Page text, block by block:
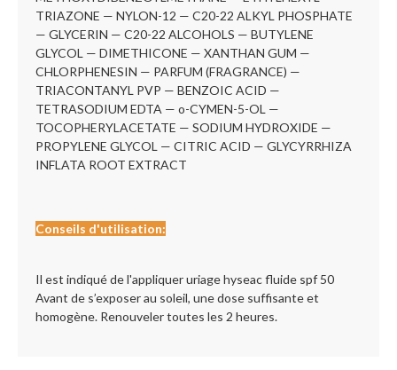
TRIAZONE — NYLON-12 — C20-22 ALKYL PHOSPHATE
— GLYCERIN — C20-22 ALCOHOLS — BUTYLENE
GLYCOL — DIMETHICONE — XANTHAN GUM —
CHLORPHENESIN — PARFUM (FRAGRANCE) —
TRIACONTANYL PVP — BENZOIC ACID —
TETRASODIUM EDTA — o-CYMEN-5-OL —
TOCOPHERYLACETATE — SODIUM HYDROXIDE —
PROPYLENE GLYCOL — CITRIC ACID — GLYCYRRHIZA
INFLATA ROOT EXTRACT
Conseils d'utilisation:
Il est indiqué de l'appliquer uriage hyseac fluide spf 50
Avant de s’exposer au soleil, une dose suffisante et
homogène. Renouveler toutes les 2 heures.